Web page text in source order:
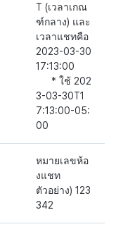
T (เวลาเกณ
ฑ์กลาง) และ
เวลาแชทคือ
2023-03-30
17:13:00
* ใช้ 202
3-03-30T1
7:13:00-05:
00
หมายเลขห้อ
งแชท
ตัวอย่าง) 123
342